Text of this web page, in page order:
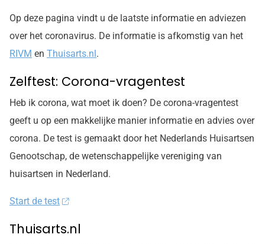
Op deze pagina vindt u de laatste informatie en adviezen
over het coronavirus. De informatie is afkomstig van het
RIVM en Thuisarts.nl.
Zelftest: Corona-vragentest
Heb ik corona, wat moet ik doen? De corona-vragentest
geeft u op een makkelijke manier informatie en advies over
corona. De test is gemaakt door het Nederlands Huisartsen
Genootschap, de wetenschappelijke vereniging van
huisartsen in Nederland.
Start de test
Thuisarts.nl